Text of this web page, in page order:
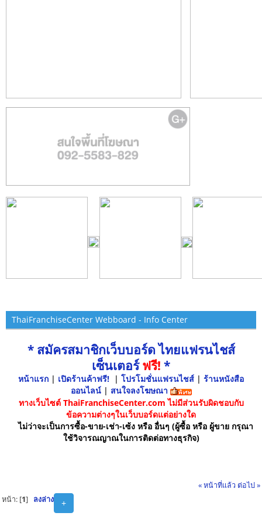
ThaiFranchiseCenter Webboard - Info Center
* สมัครสมาชิกเว็บบอร์ด ไทยแฟรนไชส์
เซ็นเตอร์ฟรี! *
หน้าแรก | เปิดร้านค้าฟรี! | โปรโมชั่นแฟรนไชส์ | ร้านหนังสือ
ออนไลน์ | สนใจลงโฆษณา
ทางเว็บไซต์ ThaiFranchiseCenter.com ไม่มีส่วนรับผิดชอบกับ
ข้อความต่างๆในเว็บบอร์ดแต่อย่างใด
ไม่ว่าจะเป็นการซื้อ-ขาย-เช่า-เซ้ง หรือ อื่นๆ (ผู้ซื้อ หรือ ผู้ขาย กรุณา
ใช้วิจารณญาณในการติดต่อทางธุรกิจ)
« หน้าที่แล้ว ต่อไป »
+
หน้า: [1] ลงล่าง